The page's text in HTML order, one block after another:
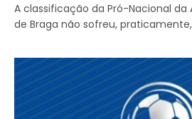
A classificação da Pró-Nacional da
de Braga não sofreu,